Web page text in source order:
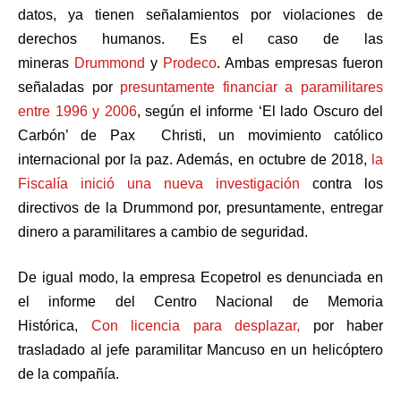
datos, ya tienen señalamientos por violaciones de
derechos humanos. Es el caso de las
mineras Drummond y Prodeco. Ambas empresas fueron
señaladas por presuntamente financiar a paramilitares
entre 1996 y 2006, según el informe ‘El lado Oscuro del
Carbón’ de Pax Christi, un movimiento católico
internacional por la paz. Además, en octubre de 2018, la
Fiscalía inició una nueva investigación contra los
directivos de la Drummond por, presuntamente, entregar
dinero a paramilitares a cambio de seguridad.
De igual modo, la empresa Ecopetrol es denunciada en
el informe del Centro Nacional de Memoria
Histórica, Con licencia para desplazar, por haber
trasladado al jefe paramilitar Mancuso en un helicóptero
de la compañía.